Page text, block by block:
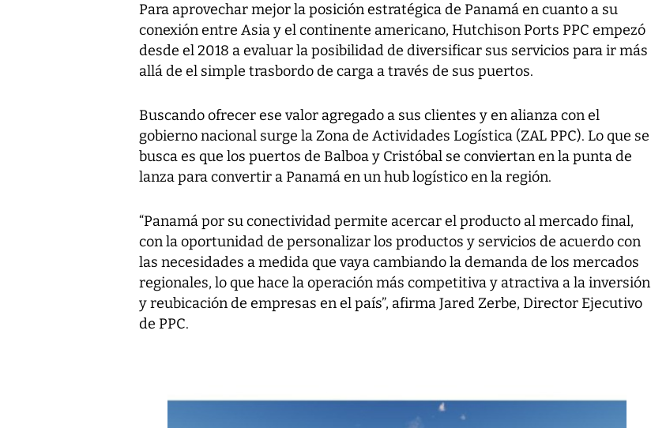
Para aprovechar mejor la posición estratégica de Panamá en cuanto a su
conexión entre Asia y el continente americano, Hutchison Ports PPC empezó
desde el 2018 a evaluar la posibilidad de diversificar sus servicios para ir más
allá de el simple trasbordo de carga a través de sus puertos.
Buscando ofrecer ese valor agregado a sus clientes y en alianza con el
gobierno nacional surge laZona de Actividades Logística (ZAL PPC). Lo que se
busca es que los puertos de Balboa y Cristóbal se conviertan en la punta de
lanza para convertir a Panamá en un hub logístico en la región.
“Panamá por su conectividad permite acercar el producto al mercado final,
con la oportunidad de personalizar los productos y servicios de acuerdo con
las necesidades a medida que vaya cambiando la demanda de los mercados
regionales, lo que hace la operación más competitiva y atractiva a la inversión
y reubicación de empresas en el país”, afirma Jared Zerbe, Director Ejecutivo
de PPC.